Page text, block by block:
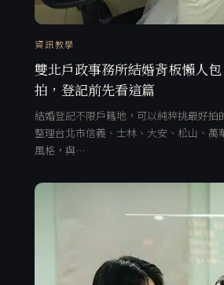
資訊教學
雙北戶政事務所結婚背板懶人
拍，登記前先看這篇
結婚登記不限戶籍地，可以純粹挑最好拍
整理台北市信義、士林、大安、松山、萬
風格，與…